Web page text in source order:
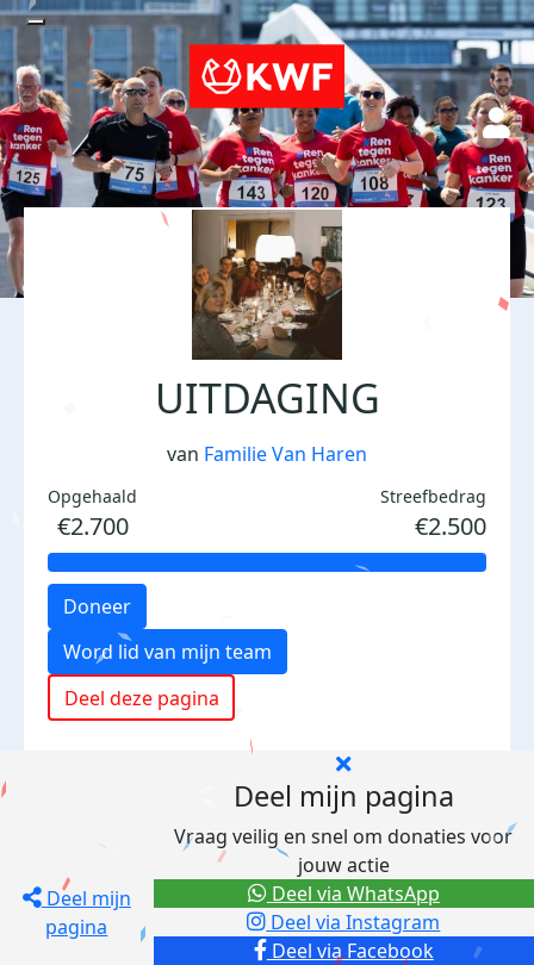
UITDAGING
van Familie Van Haren
Opgehaald
€2.700
Streefbedrag
€2.500
Doneer
Word lid van mijn team
Deel deze pagina
Deel mijn
pagina
Deel mijn pagina
Vraag veilig en snel om donaties voor
jouw actie
Deel via Facebook
Deel via Instagram
Deel via WhatsApp